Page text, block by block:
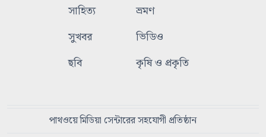
সাহিত্য
ভ্রমণ
সুখবর
ভিডিও
ছবি
কৃষি ও প্রকৃতি
পাথওয়ে মিডিয়া সেন্টারের সহযোগী প্রতিষ্ঠান